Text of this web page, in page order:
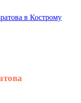
в Кострому